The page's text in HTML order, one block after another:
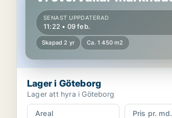
SENAST UPPDATERAD
11:22 • 09 feb.
Skapad 2 yr Ca. 1 450 m2
Lager i Göteborg
Lager att hyra i Göteborg
Areal
Pris pr. md.